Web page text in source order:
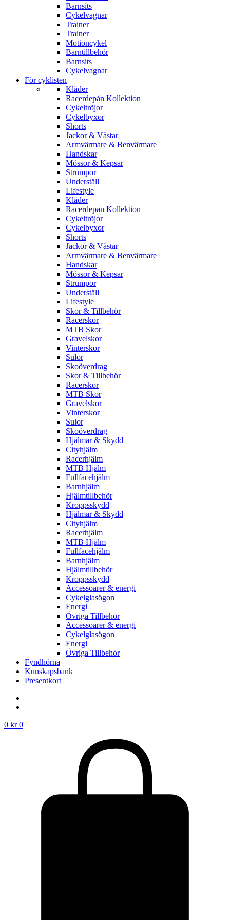
Barnsits
Cykelvagnar
Trainer
Trainer
Motioncykel
Barntillbehör
Barnsits
Cykelvagnar
För cyklisten
Kläder
Racerdepån Kollektion
Cykeltröjor
Cykelbyxor
Shorts
Jackor & Västar
Armvärmare & Benvärmare
Handskar
Mössor & Kepsar
Strumpor
Underställ
Lifestyle
Kläder
Racerdepån Kollektion
Cykeltröjor
Cykelbyxor
Shorts
Jackor & Västar
Armvärmare & Benvärmare
Handskar
Mössor & Kepsar
Strumpor
Underställ
Lifestyle
Skor & Tillbehör
Racerskor
MTB Skor
Gravelskor
Vinterskor
Sulor
Skoöverdrag
Skor & Tillbehör
Racerskor
MTB Skor
Gravelskor
Vinterskor
Sulor
Skoöverdrag
Hjälmar & Skydd
Cityhjälm
Racerhjälm
MTB Hjälm
Fullfacehjälm
Barnhjälm
Hjälmtillbehör
Kroppsskydd
Hjälmar & Skydd
Cityhjälm
Racerhjälm
MTB Hjälm
Fullfacehjälm
Barnhjälm
Hjälmtillbehör
Kroppsskydd
Accessoarer & energi
Cykelglasögon
Energi
Övriga Tillbehör
Accessoarer & energi
Cykelglasögon
Energi
Övriga Tillbehör
Fyndhörna
Kunskapsbank
Presentkort
0 kr 0